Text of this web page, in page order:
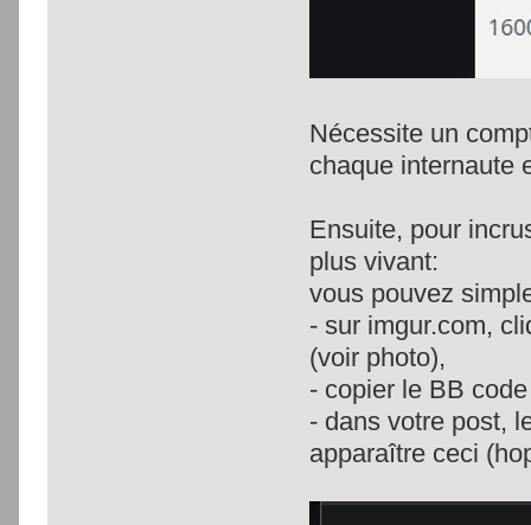
Nécessite un
chaque internaute
Ensuite, pour
plus vivant:
vous pouvez
- sur imgur.com,
(voir photo),
- copier le BB
- dans votre post,
apparaître ceci